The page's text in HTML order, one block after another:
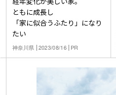
ともに成長し
「家に似合うふたり」になり
たい
神奈川県 2023/08/16 PR